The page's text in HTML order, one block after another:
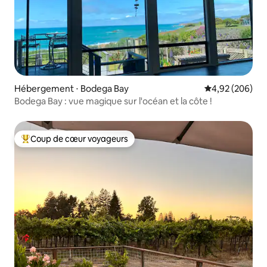
Hébergement ⋅ Bodega Bay Évaluation
4,92 (206)
Bodega Bay : vue magique sur l'océan et la côte !
Coups de cœur voyageurs les plus appréciés
Coup de cœur voyageurs